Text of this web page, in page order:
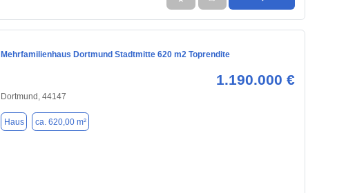
Mehrfamilienhaus Dortmund Stadtmitte 620 m2 Toprendite
1.190.000 €
Dortmund, 44147
Haus ca. 620,00 m²